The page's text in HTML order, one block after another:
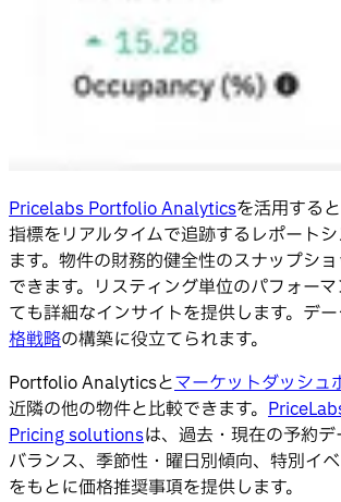
Pricelabs Portfolio Analyticsを活用する
指標をリアルタイムで追跡するレポート
ます。物件の財務的健全性のスナップシ
できます。リスティング単位のパフォー
ても詳細なインサイトを提供します。デー
格戦略の構築に役立てられます。
Portfolio Analyticsとマーケットダッシュ
近隣の他の物件と比較できます。
Pricing solutionsは、過去・現在の予約
バランス、季節性・曜日別傾向、特別イ
をもとに価格推奨事項を提供します。